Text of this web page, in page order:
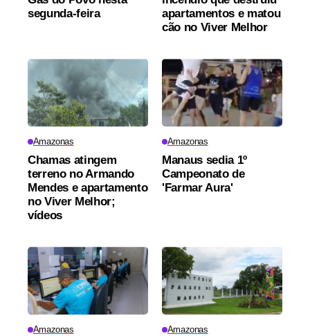
segunda-feira
apartamentos e matou
cão no Viver Melhor
Amazonas
Chamas atingem
terreno no Armando
Mendes e apartamento
no Viver Melhor;
vídeos
Amazonas
Manaus sedia 1º
Campeonato de
'Farmar Aura'
Amazonas Amazonas